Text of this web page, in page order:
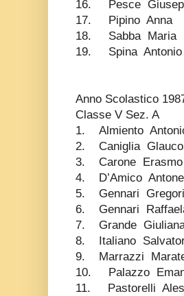
16. Pesce
17. Pipino Anna
18. Sabba Maria
19. Spina Antonio
Anno Scolastico
Classe V Sez. A
1. Almiento
2. Caniglia Glauco
3. Carone Erasmo
4. D’Amico
5. Gennari
6. Gennari
7. Grande
8. Italiano
9. Marrazzi
10. Palazzo
11. Pastorelli